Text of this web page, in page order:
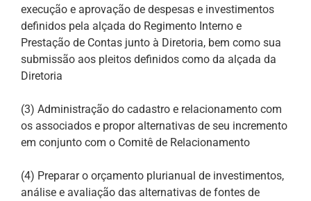
execução e aprovação de despesas e investimentos
definidos pela alçada do Regimento Interno e
Prestação de Contas junto à Diretoria, bem como sua
submissão aos pleitos definidos como da alçada da
Diretoria
(3) Administração do cadastro e relacionamento com
os associados e propor alternativas de seu incremento
em conjunto com o Comitê de Relacionamento
(4) Preparar o orçamento plurianual de investimentos,
análise e avaliação das alternativas de fontes de